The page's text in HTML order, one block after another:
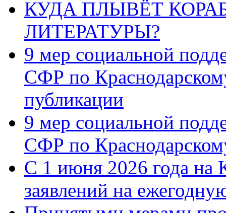
КУДА ПЛЫВЁТ
ЛИТЕРАТУРЫ?
9 мер социальной
СФР по
публикации
9 мер социальной
СФР по
С 1 июня 2026 года на
заявлений на